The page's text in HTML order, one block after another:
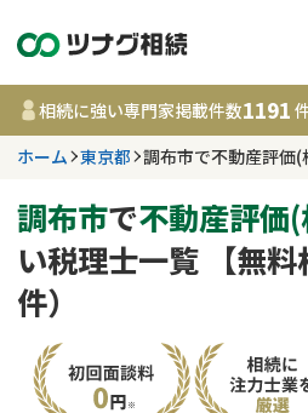
す
事
相
相続に強い専門家掲載件数1191
ホーム 東京都 調布市で不動産評価
調布市で不動産評価
い税理士一覧 【無
件）